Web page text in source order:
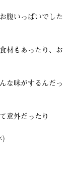
腹いっぱいでした
材もあったり、お
な味がするんだっ
意外だったり